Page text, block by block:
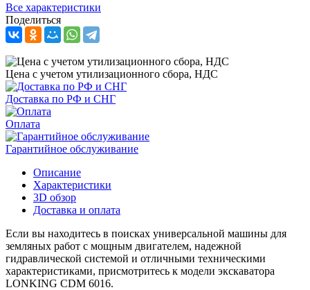
Все характеристики
Поделиться
Цена с учетом утилизационного сбора, НДС
Доставка по РФ и СНГ
Оплата
Гарантийное обслуживание
Описание
Характеристики
3D обзор
Доставка и оплата
Если вы находитесь в поисках универсальной машины для
земляных работ с мощным двигателем, надежной
гидравлической системой и отличными техническими
характеристиками, присмотритесь к модели экскаватора
LONKING CDM 6016.